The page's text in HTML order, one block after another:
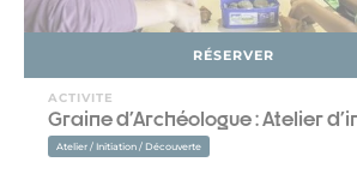
RÉSERVER
ACTIVITE
Graine d'Archéologue : Atelier
Atelier / Initiation / Découverte